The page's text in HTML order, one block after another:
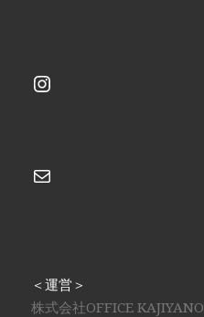
Instagram
メール
＜運営＞
株式会社OFFICE KAJIYANO